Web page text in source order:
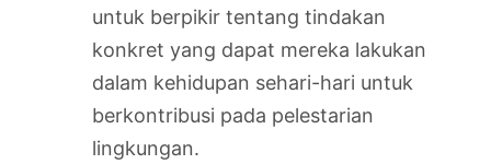
untuk berpikir tentang tindakan
konkret yang dapat mereka lakukan
dalam kehidupan sehari-hari untuk
berkontribusi pada pelestarian
lingkungan.